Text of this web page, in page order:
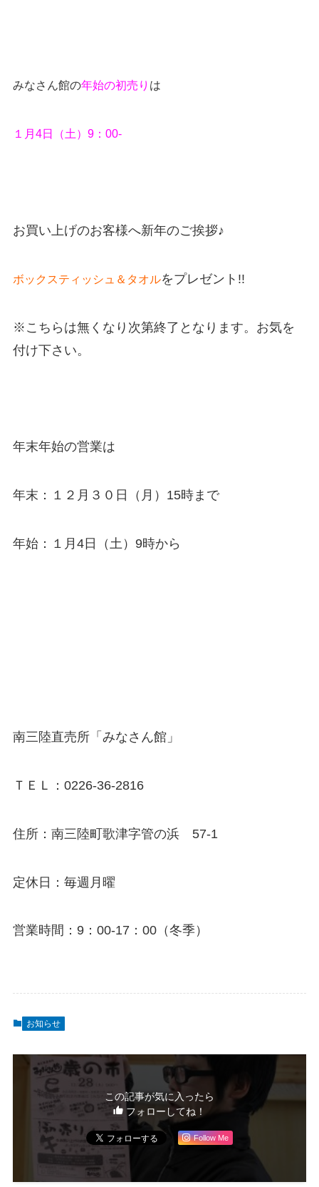
みなさん館の年始の初売り は
１月4日（土）9：00-
お買い上げのお客様へ新年のご挨拶♪
ボックスティッシュ＆タオルをプレゼント!!
※こちらは無くなり次第終了となります。お気を
付け下さい。
年末年始の営業は
年末：１２月３０日（月）15時まで
年始：１月4日（土）9時から
南三陸直売所「みなさん館」
ＴＥＬ：0226-36-2816
住所：南三陸町歌津字管の浜 57-1
定休日：毎週月曜
営業時間：9：00-17：00（冬季）
お知らせ
この記事が気に入ったら
フォローしてね！
Follow Me